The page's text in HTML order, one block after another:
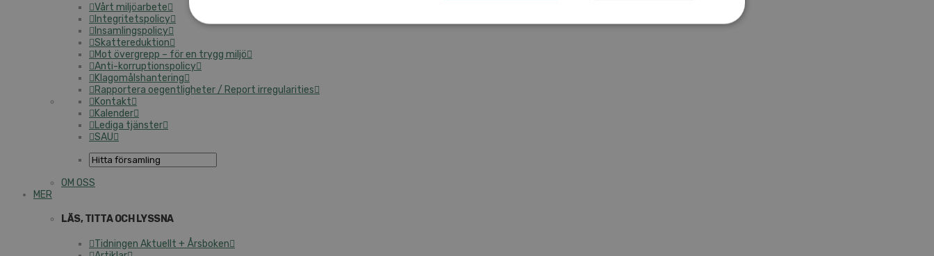
Vårt miljöarbete
Integritetspolicy
Insamlingspolicy
Skattereduktion
Mot övergrepp – för en trygg miljö
Anti-korruptionspolicy
Klagomålshantering
Rapportera oegentligheter / Report irregularities
Kontakt
Kalender
Lediga tjänster
SAU
OM OSS
MER
LÄS, TITTA OCH LYSSNA
Tidningen Aktuellt + Årsboken